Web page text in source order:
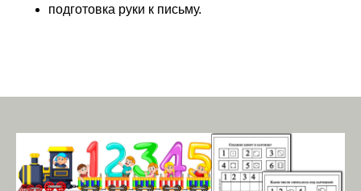
подготовка руки к письму.